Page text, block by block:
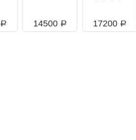
a 14500 a 17200 a